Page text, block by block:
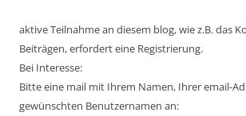
aktive Teilnahme an diesem blog, wie z.B. das
Beiträgen, erfordert eine Registrierung.
Bei Interesse:
Bitte eine mail mit Ihrem Namen, Ihrer email-
gewünschten Benutzernamen an: